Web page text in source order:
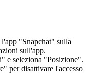
"Snapchat" sulla
sull'app.
e seleziona "Posizione".
per disattivare l'accesso